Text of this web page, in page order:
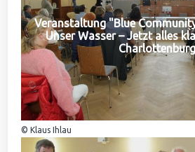
Veranstaltung "Blue
Unser Wasser – Jetzt alles
Charlottenburg
© Klaus Ihlau